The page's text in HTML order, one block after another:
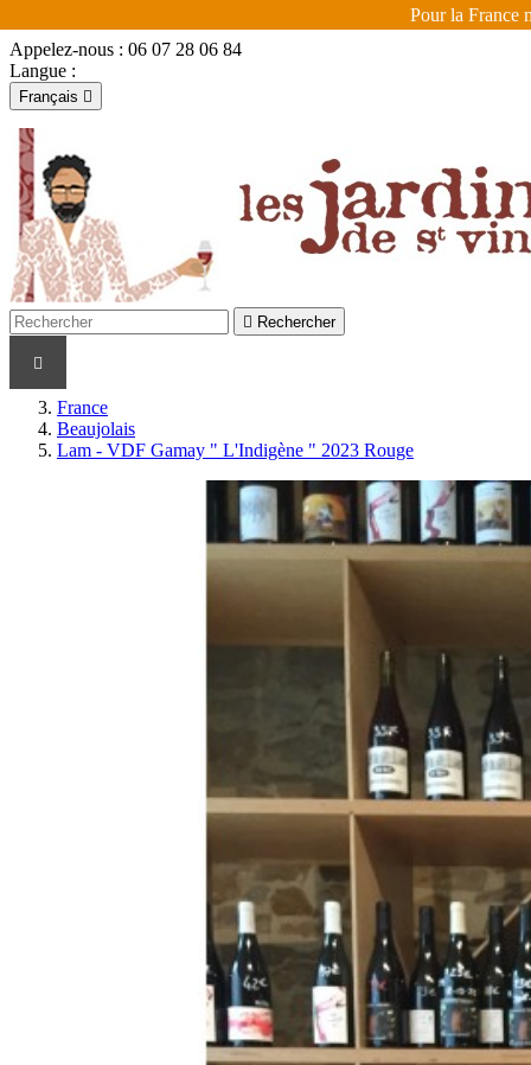
Pour la France
Appelez-nous : 06 07 28 06 84
Langue :
Français 
English
 Se connecter
shopping_cart

 Rechercher
France
Beaujolais
Lam - VDF Gamay " L'Indigène " 2023 Rouge